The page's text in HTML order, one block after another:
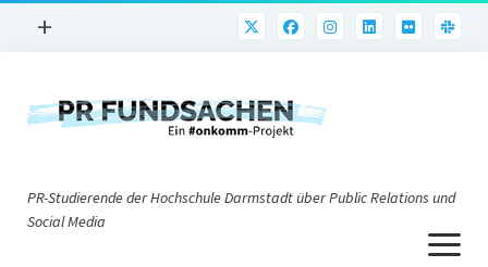
Menü
+
PR@h_da
Nonprofit-PR
PR-Studierende der Hochschule Darmstadt über Public Relations und
Social Media
Menü
öffnen